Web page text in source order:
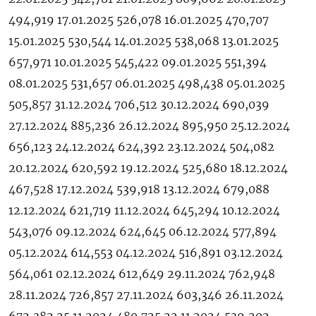
494,919 17.01.2025 526,078 16.01.2025 470,707
15.01.2025 530,544 14.01.2025 538,068 13.01.2025
657,971 10.01.2025 545,422 09.01.2025 551,394
08.01.2025 531,657 06.01.2025 498,438 05.01.2025
505,857 31.12.2024 706,512 30.12.2024 690,039
27.12.2024 885,236 26.12.2024 895,950 25.12.2024
656,123 24.12.2024 624,392 23.12.2024 504,082
20.12.2024 620,592 19.12.2024 525,680 18.12.2024
467,528 17.12.2024 539,918 13.12.2024 679,088
12.12.2024 621,719 11.12.2024 645,294 10.12.2024
543,076 09.12.2024 624,645 06.12.2024 577,894
05.12.2024 614,553 04.12.2024 516,891 03.12.2024
564,061 02.12.2024 612,649 29.11.2024 762,948
28.11.2024 726,857 27.11.2024 603,346 26.11.2024